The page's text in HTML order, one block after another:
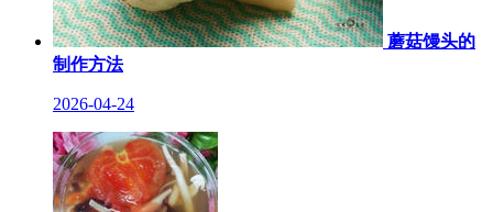
蘑菇馒头的
制作方法
2026-04-24